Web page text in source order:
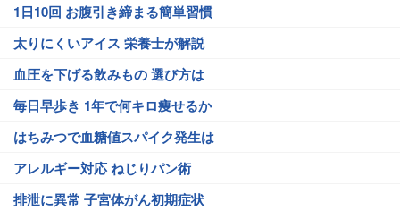
1日10回 お腹引き締まる簡単習慣
太りにくいアイス 栄養士が解説
血圧を下げる飲みもの 選び方は
毎日早歩き 1年で何キロ痩せるか
はちみつで血糖値スパイク発生は
アレルギー対応 ねじりパン術
排泄に異常 子宮体がん初期症状